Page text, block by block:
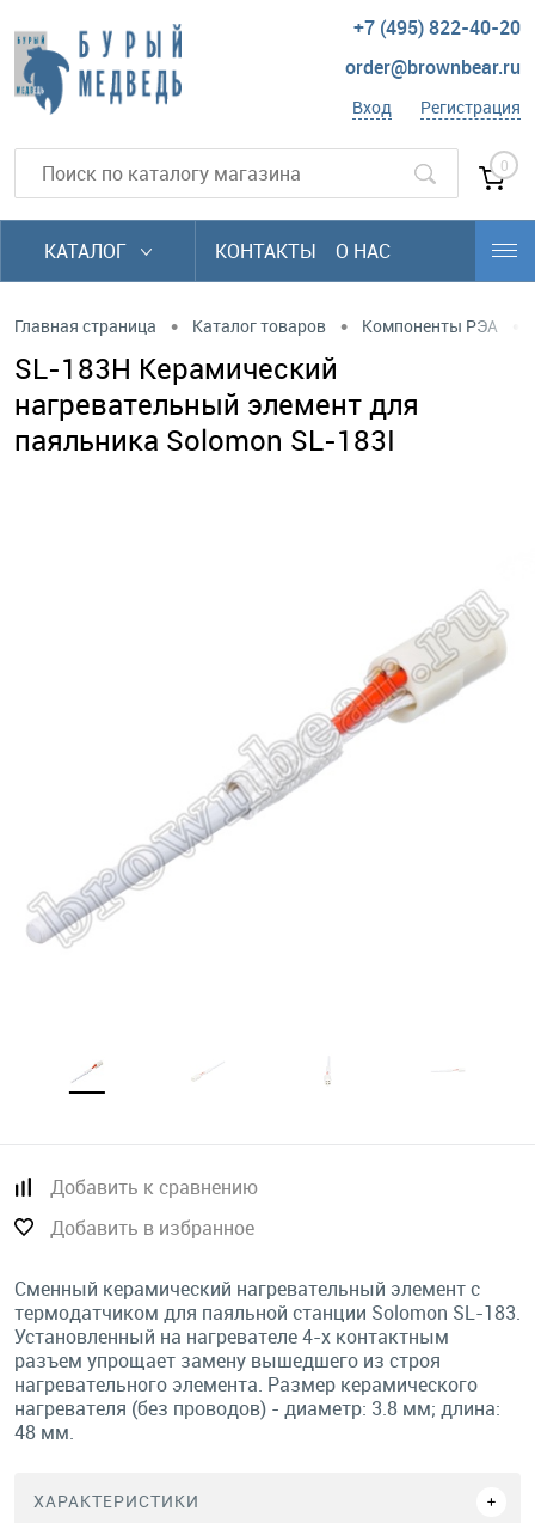
+7 (495) 822-40-20
order@brownbear.ru
Вход Регистрация
0
КАТАЛОГ КОНТАКТЫ О НАС
Главная страница • Каталог товаров • Компоненты РЭА
SL-183H Керамический
нагревательный элемент для
паяльника Solomon SL-183I
Добавить к сравнению
Добавить в избранное
Сменный керамический нагревательный элемент с
термодатчиком для паяльной станции Solomon SL-183.
Установленный на нагревателе 4-х контактным
разъем упрощает замену вышедшего из строя
нагревательного элемента. Размер керамического
нагревателя (без проводов) - диаметр: 3.8 мм; длина:
48 мм.
ХАРАКТЕРИСТИКИ